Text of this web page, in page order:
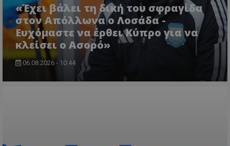
«Έχει βάλει τη δική του σφραγίδα
στον Απόλλωνα ο Λοσάδα -
Ευχόμαστε να έρθει Κύπρο για να
κλείσει ο Ασορό»
06.08.2026 - 10:44